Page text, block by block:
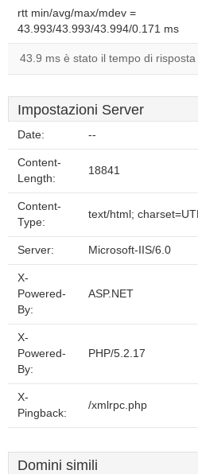
rtt min/avg/max/mdev =
43.993/43.993/43.994/0.171 ms
43.9 ms è stato il tempo di
Impostazioni Server
Date: --
Content-
Length:
18841
Content-
Type:
text/html;
Server: Microsoft-IIS/6.0
X-
Powered-
By:
ASP.NET
X-
Powered-
By:
PHP/5.2.17
X-
Pingback:
/xmlrpc.php
Domini simili